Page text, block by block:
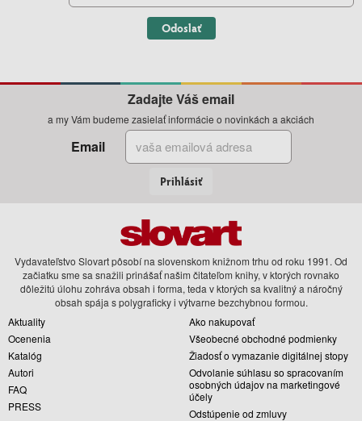
Odoslať
Zadajte Váš email
a my Vám budeme zasielať informácie o novinkách a akciách
Email
Prihlásiť
Vydavateľstvo Slovart pôsobí na slovenskom knižnom trhu od roku 1991. Od
začiatku sme sa snažili prinášať našim čitateľom knihy, v ktorých rovnako
dôležitú úlohu zohráva obsah i forma, teda v ktorých sa kvalitný a náročný
obsah spája s polygraficky i výtvarne bezchybnou formou.
Aktuality
Ocenenia
Katalóg
Autori
FAQ
PRESS
Ako nakupovať
Všeobecné obchodné podmienky
Žiadosť o vymazanie digitálnej stopy
Odvolanie súhlasu so spracovaním
osobných údajov na marketingové
účely
Odstúpenie od zmluvy